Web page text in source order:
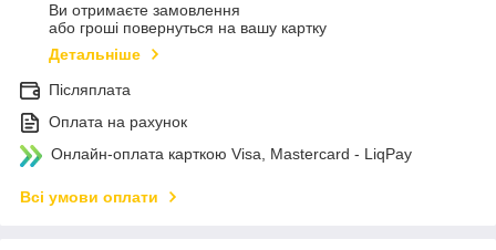
Ви отримаєте замовлення
або гроші повернуться на вашу картку
Детальніше
Післяплата
Оплата на рахунок
Онлайн-оплата карткою Visa, Mastercard - LiqPay
Всі умови оплати